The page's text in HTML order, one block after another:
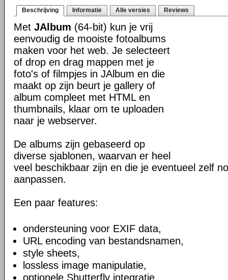
Beschrijving Informatie Alle versies Reviews
Met JAlbum (64-bit) kun je vrij
eenvoudig de mooiste fotoalbums
maken voor het web. Je selecteert
of drop en drag mappen met je
foto's of filmpjes in JAlbum en die
maakt op zijn beurt je gallery of
album compleet met HTML en
thumbnails, klaar om te uploaden
naar je webserver.
De albums zijn gebaseerd op
diverse sjablonen, waarvan er heel
veel beschikbaar zijn en die je eventueel zelf
aanpassen.
Een paar features:
ondersteuning voor EXIF data,
URL encoding van bestandsnamen,
style sheets,
lossless image manipulatie,
optionele Shutterfly integratie,